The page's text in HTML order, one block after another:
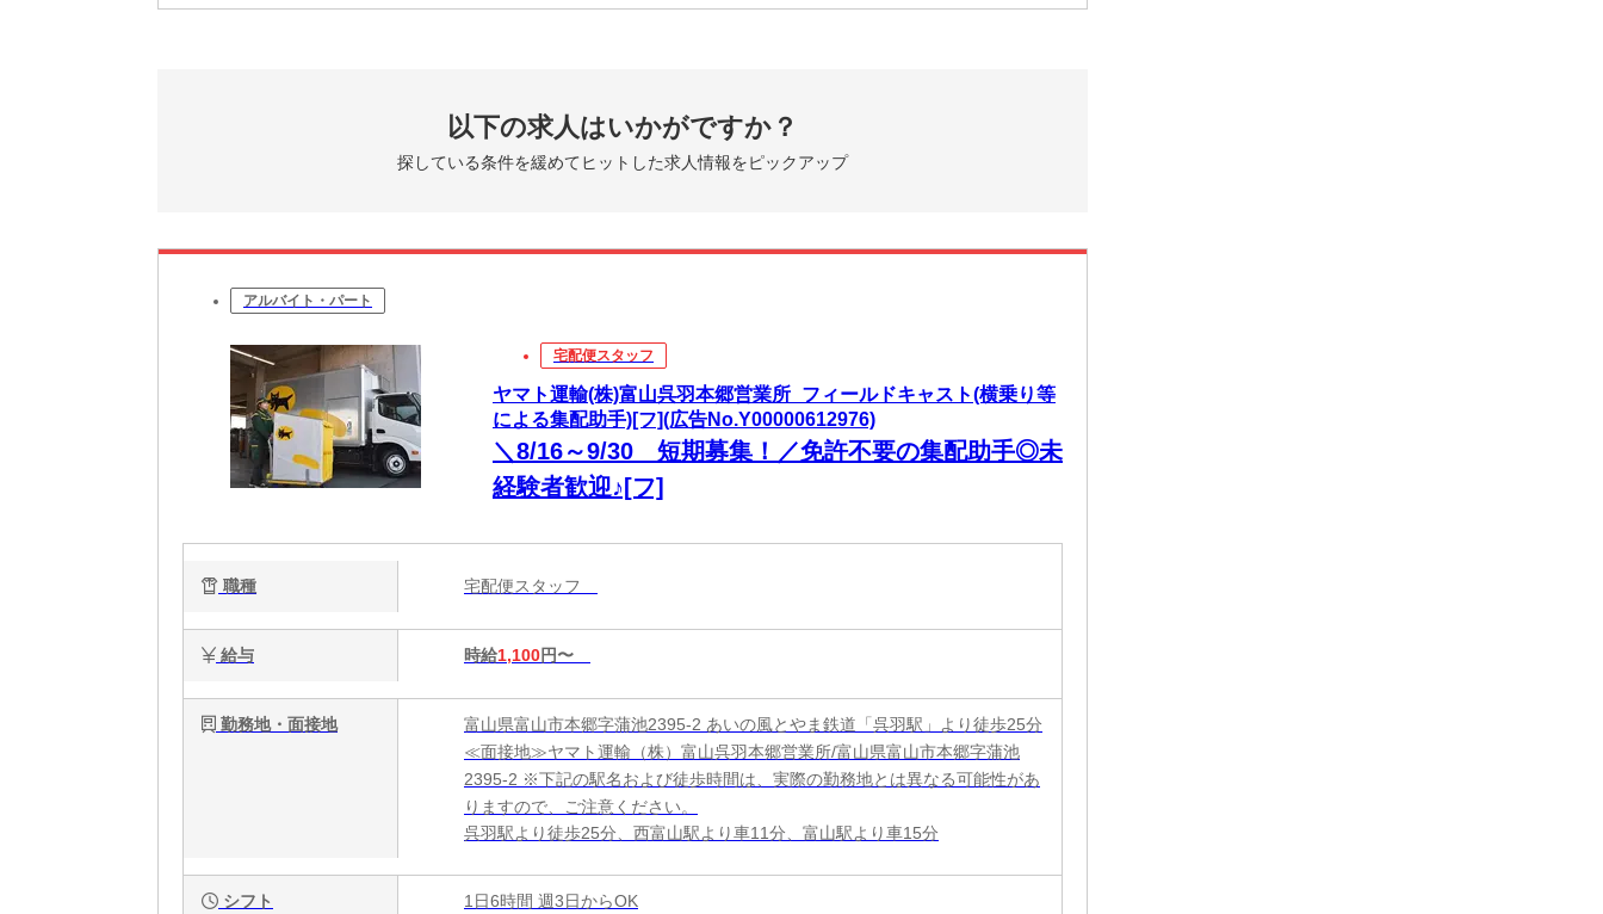
以下の求人はいかがですか？
探している条件を緩めてヒットした求人情報をピックアップ
アルバイト・パート
宅配便スタッフ
ヤマト運輸(株)富山呉羽本郷営業所_フィールドキャスト(横乗り等
による集配助手)[フ](広告No.Y00000612976)
＼8/16～9/30 短期募集！／免許不要の集配助手◎未
経験者歓迎♪[フ]
職種 宅配便スタッフ
給与 時給1,100円〜
勤務地・面接地
富山県富山市本郷字蒲池2395-2 あいの風とやま鉄道「呉羽駅」より徒歩25分
≪面接地≫ヤマト運輸（株）富山呉羽本郷営業所/富山県富山市本郷字蒲池
2395-2 ※下記の駅名および徒歩時間は、実際の勤務地とは異なる可能性があ
りますので、ご注意ください。
呉羽駅より徒歩25分、西富山駅より車11分、富山駅より車15分
シフト 1日6時間 週3日からOK